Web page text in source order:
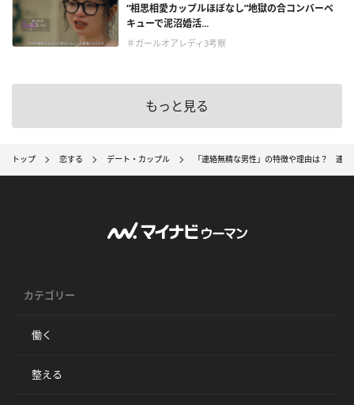
“相思相愛カップルほぼなし”地獄の合コンバーベ
キューで泥沼婚活...
＃ガールオアレディ3考察
もっと見る
トップ 恋する デート・カップル 「連絡無精な男性」の特徴や理由は？ 連
カテゴリー
働く
整える